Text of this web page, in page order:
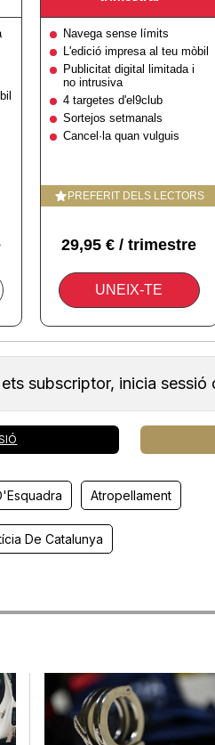
ets subscriptor, inicia sessió
Atropellament
De Catalunya